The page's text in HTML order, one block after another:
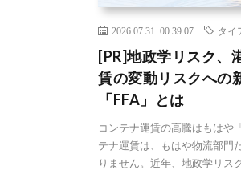
2026.07.31 00:39:07 タイ
[PR]地政学リスク、
賃の変動リスクへの
「FFA」とは
コンテナ運賃の高騰はもはや
テナ運賃は、もはや物流部門
りません。近年、地政学リス